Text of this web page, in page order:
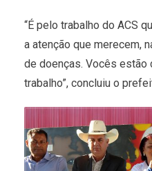
“É pelo trabalho do ACS
a atenção que merecem,
de doenças. Vocês estão
trabalho”, concluiu o